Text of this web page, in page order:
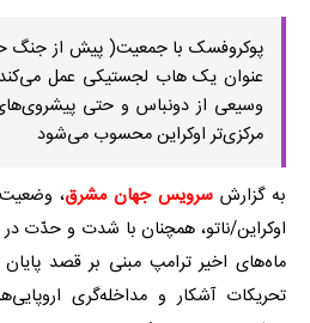
عنوان یک هاب لجستیکی عمل
وسیعی از دونباس و حتی
مرکزی‌تر اوکراین محسوب می‌شود
به گزارش سرویس جهان مشرق، وضعیت
اوکراین/ناتو، همچنان با شدت و حدّت
ماه‌های اخیر ترامپ مبنی بر قصد
تحریکات آشکار و مداخله‌گری